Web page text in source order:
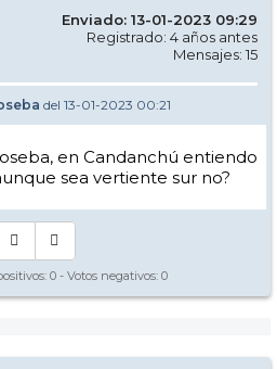
Enviado: 13-01-2023 09:29
Registrado: 4 años antes
Mensajes: 15
del 13-01-2023 00:21
en Candanchú entiendo
sea vertiente sur no?
0 - Votos negativos: 0